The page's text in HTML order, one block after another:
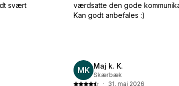
svært
værdsatte den gode
Kan godt anbefales :)
MK Maj k. K.
Skærbæk
·
31. maj 2026